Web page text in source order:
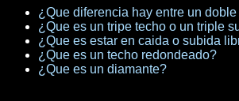
¿Que diferencia hay entre un
¿Que es un tripe techo o un triple
¿Que es estar en caida o subida
¿Que es un techo redondeado?
¿Que es un diamante?